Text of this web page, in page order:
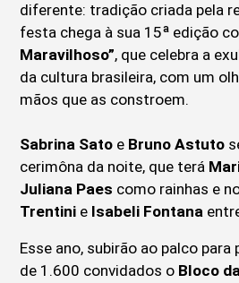
diferente: tradição criada pela
festa chega à sua 15ª edição
Maravilhoso”, que celebra a
da cultura brasileira, com um
mãos que as constroem.
Sabrina Sato e Bruno Astuto
cerimôna da noite, que terá
Juliana Paes como rainhas e
Trentini e Isabeli Fontana
Esse ano, subirão ao palco para
de 1.600 convidados o Bloco